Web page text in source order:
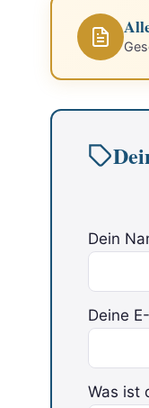
Dein
Deine
Bitte
Was ist